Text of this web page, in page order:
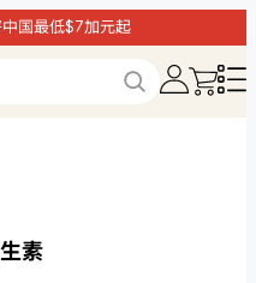
国最低$7加元起
素